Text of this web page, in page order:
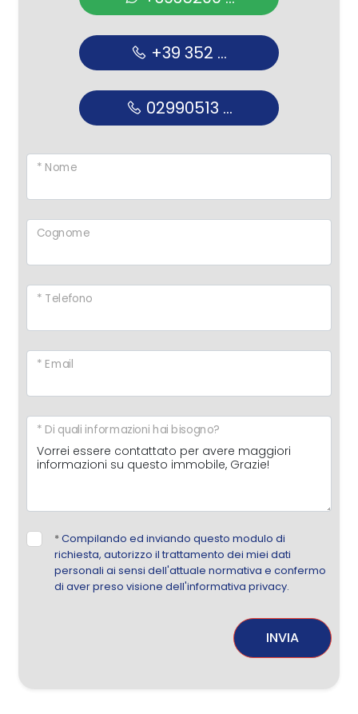
+39 352 ...
02990513 ...
* Nome
Cognome
* Telefono
* Email
* Di quali informazioni hai bisogno?
*Compilando ed inviando questo modulo di
richiesta, autorizzo il trattamento dei miei dati
personali ai sensi dell'attuale normativa e confermo
di aver preso visione dell'informativa privacy.
INVIA